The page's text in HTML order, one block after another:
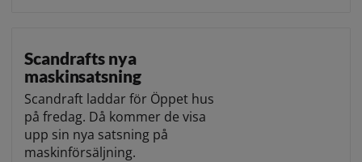
Scandrafts nya
maskinsatsning
Scandraft laddar för Öppet hus
på fredag. Då kommer de visa
upp sin nya satsning på
maskinförsäljning.